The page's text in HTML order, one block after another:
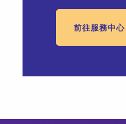
前往服務中心